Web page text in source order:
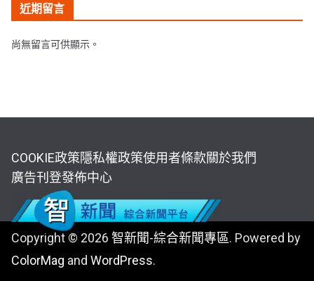
近期留言
尚無留言可供顯示。
COOKIE政策隱私權政策使用者條款關於我們
廣告刊登發佈中心
Copyright © 2026 智新聞-綜合新聞專區. Powered by
ColorMag and WordPress.